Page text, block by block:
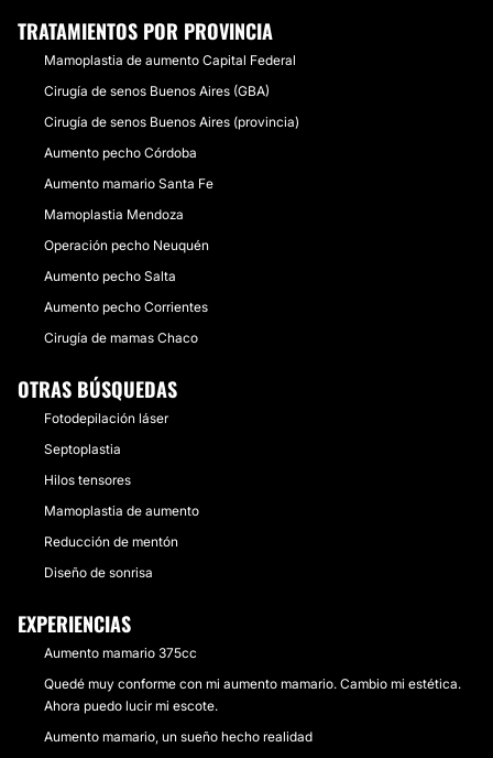
TRATAMIENTOS POR PROVINCIA
Mamoplastia de aumento Capital Federal
Cirugía de senos Buenos Aires (GBA)
Cirugía de senos Buenos Aires (provincia)
Aumento pecho Córdoba
Aumento mamario Santa Fe
Mamoplastia Mendoza
Operación pecho Neuquén
Aumento pecho Salta
Aumento pecho Corrientes
Cirugía de mamas Chaco
OTRAS BÚSQUEDAS
Fotodepilación láser
Septoplastia
Hilos tensores
Mamoplastia de aumento
Reducción de mentón
Diseño de sonrisa
EXPERIENCIAS
Aumento mamario 375cc
Quedé muy conforme con mi aumento mamario. Cambio mi estética.
Ahora puedo lucir mi escote.
Aumento mamario, un sueño hecho realidad